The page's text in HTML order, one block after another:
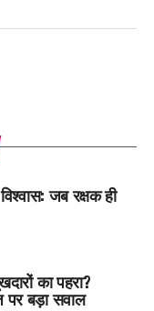
जब रक्षक ही
का पहरा?
पर बड़ा सवाल